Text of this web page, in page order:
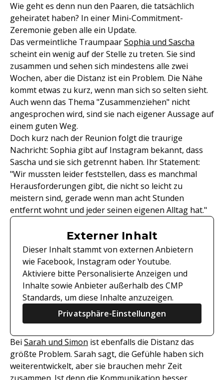
Wie geht es denn nun den Paaren, die tatsächlich
geheiratet haben? In einer Mini-Commitment-
Zeremonie geben alle ein Update.
Das vermeintliche TraumpaarSophia und Sascha
scheint ein wenig auf der Stelle zu treten. Sie sind
zusammen und sehen sich mindestens alle zwei
Wochen, aber die Distanz ist ein Problem. Die Nähe
kommt etwas zu kurz, wenn man sich so selten sieht.
Auch wenn das Thema "Zusammenziehen" nicht
angesprochen wird, sind sie nach eigener Aussage auf
einem guten Weg.
Doch kurz nach der Reunion folgt die traurige
Nachricht: Sophia gibt auf Instagram bekannt, dass
Sascha und sie sich getrennt haben. Ihr Statement:
"Wir mussten leider feststellen, dass es manchmal
Herausforderungen gibt, die nicht so leicht zu
meistern sind, gerade wenn man acht Stunden
entfernt wohnt und jeder seinen eigenen Alltag hat."
Externer Inhalt
Dieser Inhalt stammt von externen Anbietern
wie Facebook, Instagram oder Youtube.
Aktiviere bitte Personalisierte Anzeigen und
Inhalte sowie Anbieter außerhalb des CMP
Standards, um diese Inhalte anzuzeigen.
Privatsphäre-Einstellungen
Bei Sarah und Simon ist ebenfalls die Distanz das
größte Problem. Sarah sagt, die Gefühle haben sich
weiterentwickelt, aber sie brauchen mehr Zeit